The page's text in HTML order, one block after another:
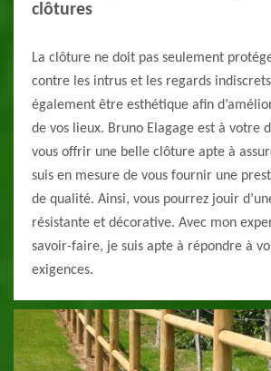
clôtures
La clôture ne doit pas seulement
contre les intrus et les regards
également être esthétique afin
de vos lieux. Bruno Elagage est à votre
vous offrir une belle clôture apte à
suis en mesure de vous fournir une
de qualité. Ainsi, vous pourrez jouir
résistante et décorative. Avec mon
savoir-faire, je suis apte à répondre à
exigences.